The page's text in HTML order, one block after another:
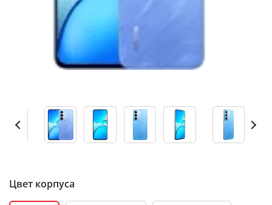
Цвет корпуса